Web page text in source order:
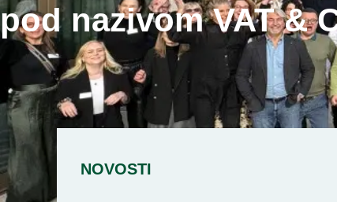
pod nazivom VAT &
NOVOSTI